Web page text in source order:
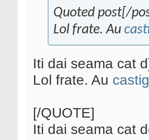
Quoted post[/
Lol frate. Au
Iti dai seama cat
Lol frate. Au
[/QUOTE]
Iti dai seama cat